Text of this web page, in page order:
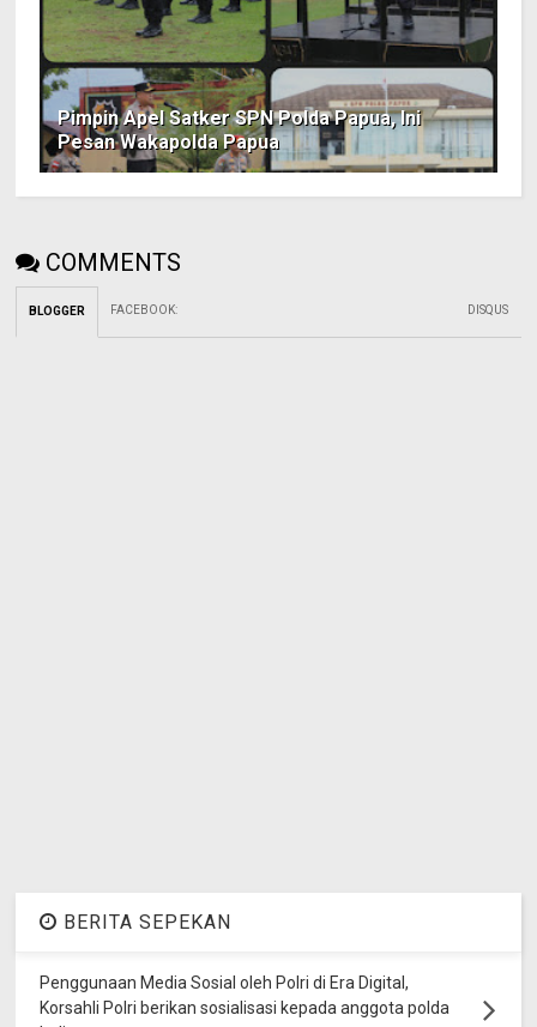
Pimpin Apel Satker SPN Polda Papua, Ini
Pesan Wakapolda Papua
COMMENTS
BLOGGER FACEBOOK: DISQUS
BERITA SEPEKAN
Penggunaan Media Sosial oleh Polri di Era Digital,
Korsahli Polri berikan sosialisasi kepada anggota polda